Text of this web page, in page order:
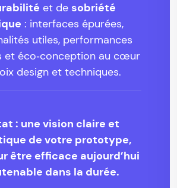
et de sobriété
: interfaces épurées,
utiles, performances
et éco‑conception au cœur
design et techniques.
: une vision claire et
de votre prototype,
être efficace aujourd’hui
dans la durée.